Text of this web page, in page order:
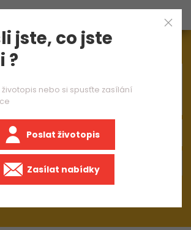
nabídek práce
jste, co jste
?
životopis nebo si spusťte zasílání
Poslat životopis
Zasílat nabídky